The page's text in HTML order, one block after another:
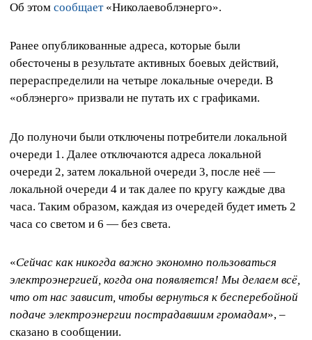
Об этом сообщает«Николаевоблэнерго».
Ранее опубликованные адреса, которые были
обесточены в результате активных боевых действий,
перераспределили на четыре локальные очереди. В
«облэнерго» призвали не путать их с графиками.
До полуночи были отключены потребители локальной
очереди 1. Далее отключаются адреса локальной
очереди 2, затем локальной очереди 3, после неё —
локальной очереди 4 и так далее по кругу каждые два
часа. Таким образом, каждая из очередей будет иметь 2
часа со светом и 6 — без света.
«Сейчас как никогда важно экономно пользоваться
электроэнергией, когда она появляется! Мы делаем всё,
что от нас зависит, чтобы вернуться к бесперебойной
подаче электроэнергии пострадавшим громадам», –
сказано в сообщении.